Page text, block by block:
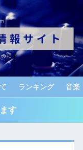
ランキング 音楽
す